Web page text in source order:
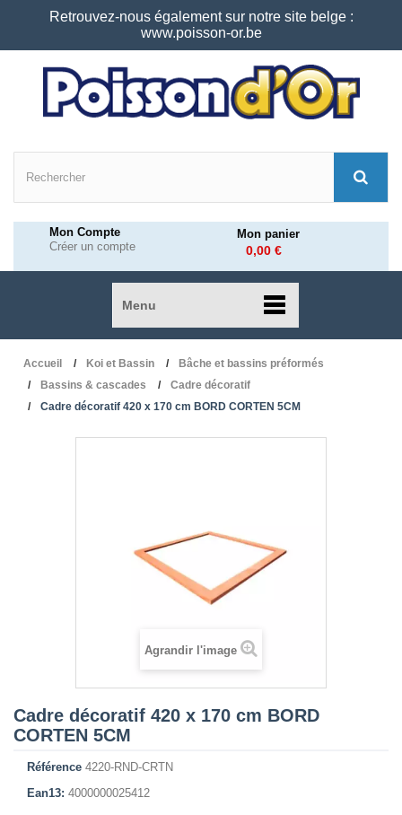
Retrouvez-nous également sur notre site belge :
www.poisson-or.be
Mon Compte
Créer un compte
Mon panier
0,00 €
Menu
Accueil Koi et Bassin
Bâche et bassins préformés
Bassins & cascades
Cadre décoratif
Cadre décoratif 420 x 170 cm BORD CORTEN 5CM
Agrandir l'image
Cadre décoratif 420 x 170 cm BORD
CORTEN 5CM
Référence 4220-RND-CRTN
Ean13: 4000000025412